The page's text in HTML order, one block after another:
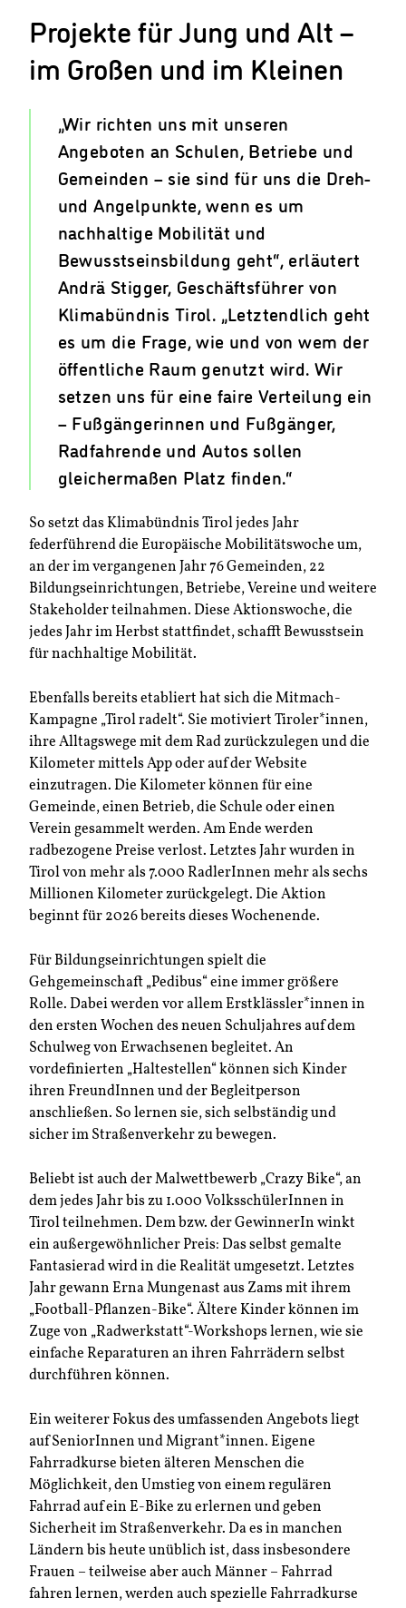
Projekte für Jung und Alt –
im Großen und im Kleinen
„Wir richten uns mit unseren
Angeboten an Schulen, Betriebe und
Gemeinden – sie sind für uns die Dreh-
und Angelpunkte, wenn es um
nachhaltige Mobilität und
Bewusstseinsbildung geht“, erläutert
Andrä Stigger, Geschäftsführer von
Klimabündnis Tirol. „Letztendlich geht
es um die Frage, wie und von wem der
öffentliche Raum genutzt wird. Wir
setzen uns für eine faire Verteilung ein
– Fußgängerinnen und Fußgänger,
Radfahrende und Autos sollen
gleichermaßen Platz finden.“
So setzt das Klimabündnis Tirol jedes Jahr
federführend die Europäische Mobilitätswoche um,
an der im vergangenen Jahr 76 Gemeinden, 22
Bildungseinrichtungen, Betriebe, Vereine und weitere
Stakeholder teilnahmen. Diese Aktionswoche, die
jedes Jahr im Herbst stattfindet, schafft Bewusstsein
für nachhaltige Mobilität.
Ebenfalls bereits etabliert hat sich die Mitmach-
Kampagne „Tirol radelt“. Sie motiviert Tiroler*innen,
ihre Alltagswege mit dem Rad zurückzulegen und die
Kilometer mittels App oder auf der Website
einzutragen. Die Kilometer können für eine
Gemeinde, einen Betrieb, die Schule oder einen
Verein gesammelt werden. Am Ende werden
radbezogene Preise verlost. Letztes Jahr wurden in
Tirol von mehr als 7.000 RadlerInnen mehr als sechs
Millionen Kilometer zurückgelegt. Die Aktion
beginnt für 2026 bereits dieses Wochenende.
Für Bildungseinrichtungen spielt die
Gehgemeinschaft „Pedibus“ eine immer größere
Rolle. Dabei werden vor allem Erstklässler*innen in
den ersten Wochen des neuen Schuljahres auf dem
Schulweg von Erwachsenen begleitet. An
vordefinierten „Haltestellen“ können sich Kinder
ihren FreundInnen und der Begleitperson
anschließen. So lernen sie, sich selbständig und
sicher im Straßenverkehr zu bewegen.
Beliebt ist auch der Malwettbewerb „Crazy Bike“, an
dem jedes Jahr bis zu 1.000 VolksschülerInnen in
Tirol teilnehmen. Dem bzw. der GewinnerIn winkt
ein außergewöhnlicher Preis: Das selbst gemalte
Fantasierad wird in die Realität umgesetzt. Letztes
Jahr gewann Erna Mungenast aus Zams mit ihrem
„Football-Pflanzen-Bike“. Ältere Kinder können im
Zuge von „Radwerkstatt“-Workshops lernen, wie sie
einfache Reparaturen an ihren Fahrrädern selbst
durchführen können.
Ein weiterer Fokus des umfassenden Angebots liegt
auf SeniorInnen und Migrant*innen. Eigene
Fahrradkurse bieten älteren Menschen die
Möglichkeit, den Umstieg von einem regulären
Fahrrad auf ein E-Bike zu erlernen und geben
Sicherheit im Straßenverkehr. Da es in manchen
Ländern bis heute unüblich ist, dass insbesondere
Frauen – teilweise aber auch Männer – Fahrrad
fahren lernen, werden auch spezielle Fahrradkurse